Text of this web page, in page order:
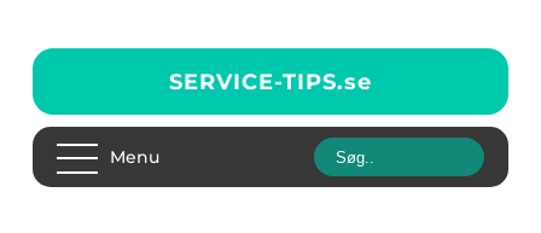
SERVICE-TIPS.se
Menu